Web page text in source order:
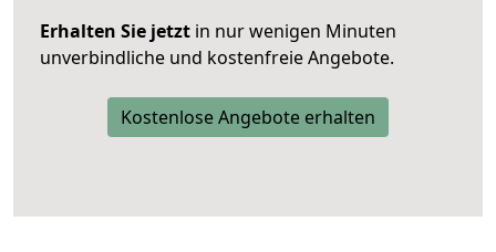
Erhalten Sie jetzt in nur wenigen Minuten
unverbindliche und kostenfreie Angebote.
Kostenlose Angebote erhalten